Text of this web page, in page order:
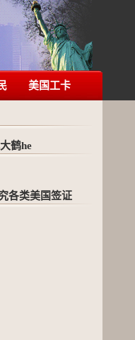
美国工卡
鹤he
各类美国签证